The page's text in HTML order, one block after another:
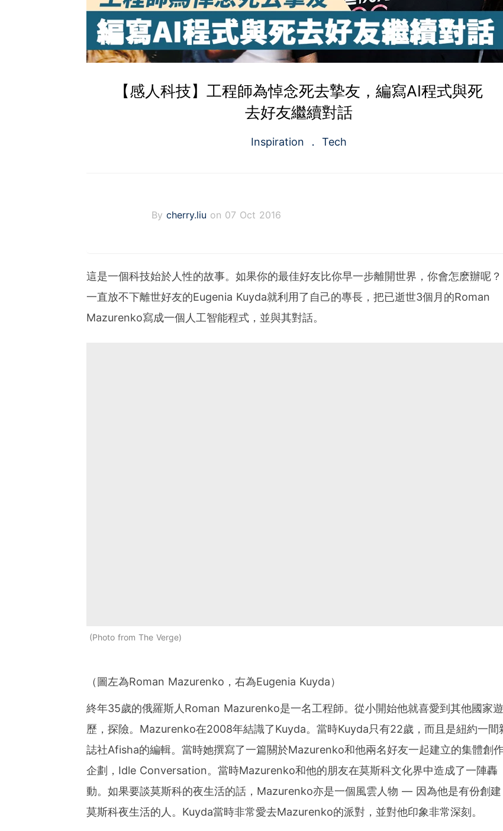
【感人科技】工程師為悼念死去摯友，編寫AI程式與死
去好友繼續對話
Inspiration Tech
By cherry.liu on 07 Oct 2016
這是一個科技始於人性的故事。如果你的最佳好友比你早一步離開世界，你會怎麽辦呢？
一直放不下離世好友的Eugenia Kuyda就利用了自己的專長，把已逝世3個月的Roman
Mazurenko寫成一個人工智能程式，並與其對話。
Photo from The Verge
（圖左為Roman Mazurenko，右為Eugenia Kuyda）
終年35歲的俄羅斯人Roman Mazurenko是一名工程師。從小開始他就喜愛到其他國家遊
歷，探險。Mazurenko在2008年結識了Kuyda。當時Kuyda只有22歲，而且是紐約一間
誌社Afisha的編輯。當時她撰寫了一篇關於Mazurenko和他兩名好友一起建立的集體創
企劃，Idle Conversation。當時Mazurenko和他的朋友在莫斯科文化界中造成了一陣轟
動。如果要談莫斯科的夜生活的話，Mazurenko亦是一個風雲人物 — 因為他是有份創建
莫斯科夜生活的人。Kuyda當時非常愛去Mazurenko的派對，並對他印象非常深刻。